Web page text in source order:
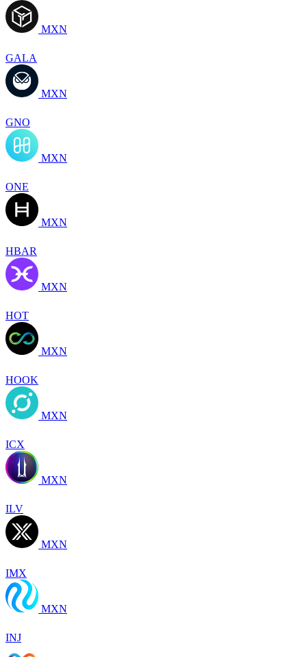
MXN
GALA
MXN
GNO
MXN
ONE
MXN
HBAR
MXN
HOT
MXN
HOOK
MXN
ICX
MXN
ILV
MXN
IMX
MXN
INJ